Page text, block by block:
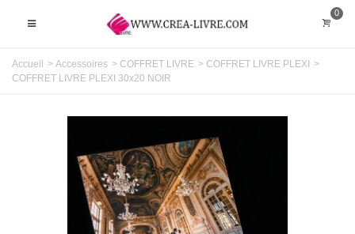
0
Accueil > Accessoires > COFFRET LIVRE > COFFRET LIVRE PLEXI >
COFFRET LIVRE PLEXI 30x20 NOIR